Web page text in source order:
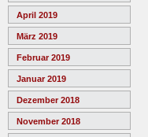
April 2019
März 2019
Februar 2019
Januar 2019
Dezember 2018
November 2018